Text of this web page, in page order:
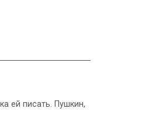
ей писать. Пушкин,